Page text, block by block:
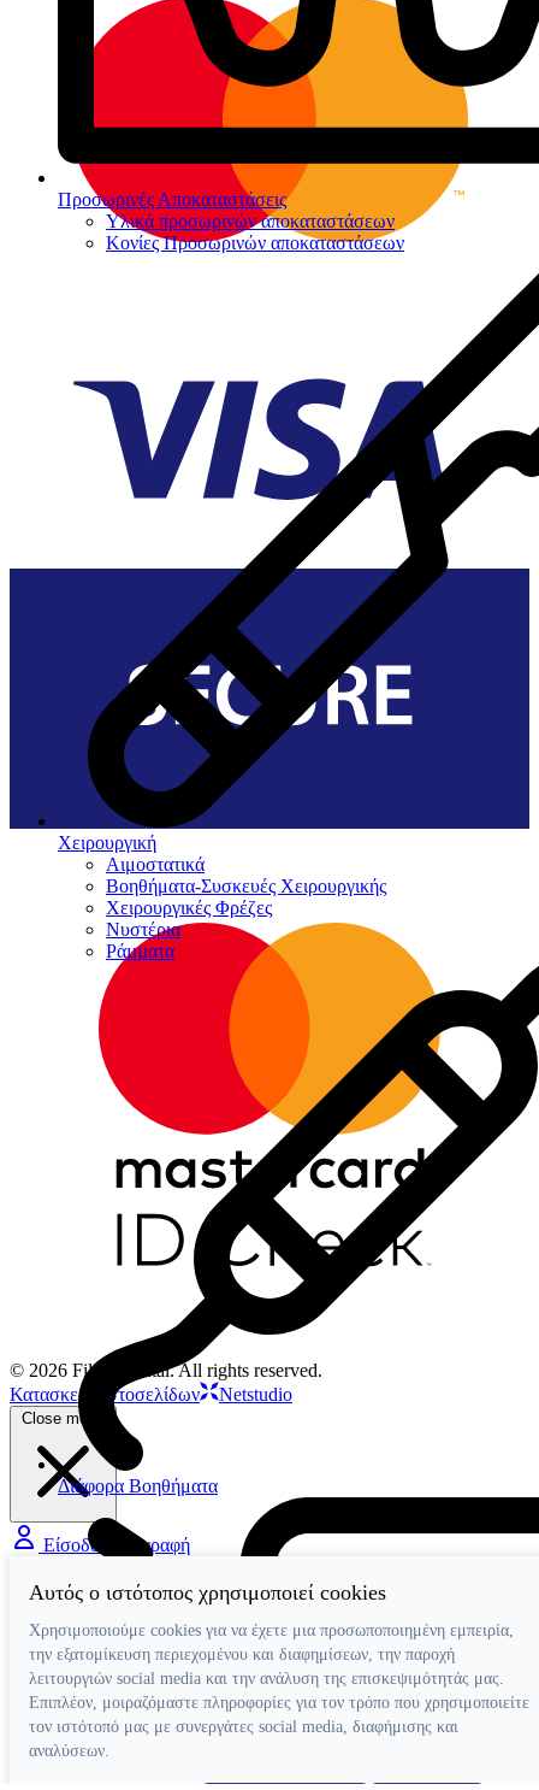
Προσωρινές Αποκαταστάσεις
Υλικά προσωρινών αποκαταστάσεων
Κονίες Προσωρινών αποκαταστάσεων
Χειρουργική
Αιμοστατικά
Βοηθήματα-Συσκευές Χειρουργικής
Χειρουργικές Φρέζες
Νυστέρια
Ράµµατα
Διάφορα Βοηθήματα
© 2026 Filios Dental. All rights reserved.
Κατασκευή ιστοσελίδων
Netstudio
Close menu
Είσοδος / Εγγραφή
Αυτός ο ιστότοπος χρησιμοποιεί cookies
Χρησιμοποιούμε cookies για να έχετε μια προσωποποιημένη εμπειρία,
την εξατομίκευση περιεχομένου και διαφημίσεων, την παροχή
λειτουργιών social media και την ανάλυση της επισκεψιμότητάς μας.
Επιπλέον, μοιραζόμαστε πληροφορίες για τον τρόπο που χρησιμοποιείτε
τον ιστότοπό μας με συνεργάτες social media, διαφήμισης και
αναλύσεων.